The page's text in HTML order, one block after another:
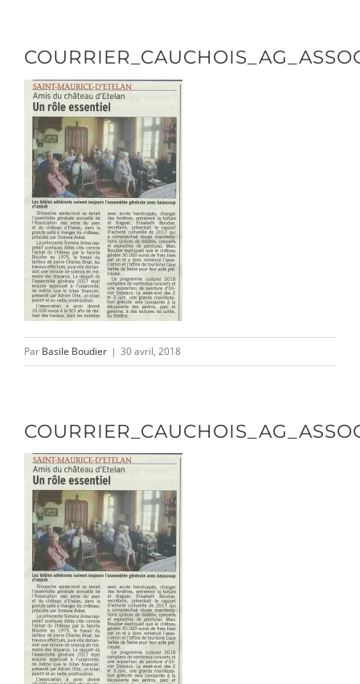
contenu
Toggle
VENIR
NOUS SUIVRE
L’ASSOCIATION
CONTACT/ACCÈS
Par Basile Boudier | 30 avril, 2018